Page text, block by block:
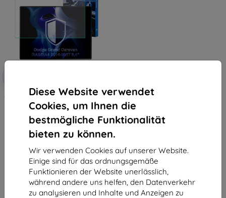
Diese Website verwendet
Cookies, um Ihnen die
bestmögliche Funktionalität
bieten zu können.
Wir verwenden Cookies auf unserer Website.
Einige sind für das ordnungsgemäße
Funktionieren der Website unerlässlich,
während andere uns helfen, den Datenverkehr
zu analysieren und Inhalte und Anzeigen zu
3mk TechWrap Matte Schutzfolie
für mittleren Bildschirm Dodge
Grand Caravan RA3/RA4 2014-
2017 8,4"
€ 31,90
€ 28,70
Auf Lager > 5 Stk.